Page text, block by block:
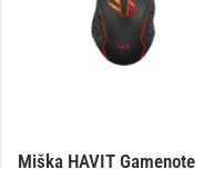
Miška HAVIT Gamenote